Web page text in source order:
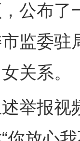
公布了
监委驻
关系。
报视频